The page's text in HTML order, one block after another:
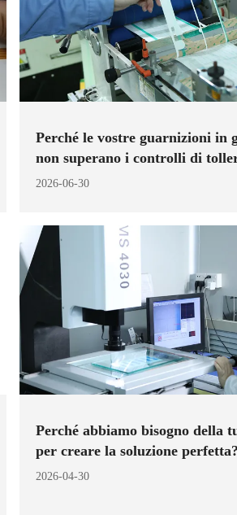
Perché le vostre guarnizioni in
non superano i controlli di
2026-06-30
Perché abbiamo bisogno della
per creare la soluzione perfetta?
2026-04-30